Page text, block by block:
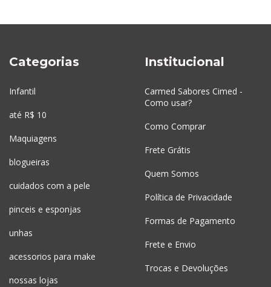
Categorias
Infantil
até R$ 10
Maquiagens
blogueiras
cuidados com a pele
pinceis e esponjas
unhas
acessorios para make
nossas lojas
Institucional
Carmed Sabores Cimed -
Como usar?
Como Comprar
Frete Grátis
Quem Somos
Política de Privacidade
Formas de Pagamento
Frete e Envio
Trocas e Devoluções